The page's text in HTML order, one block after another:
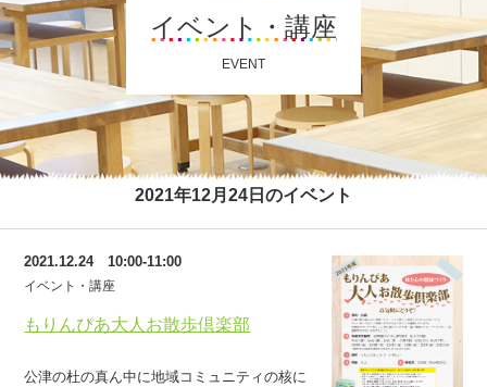
イベント・講座
EVENT
2021年12月24日のイベント
もりんぴあ大人お散歩倶楽部
2021.12.24 10:00-11:00
イベント・講座
公津の杜の真ん中に地域コミュニティの核に